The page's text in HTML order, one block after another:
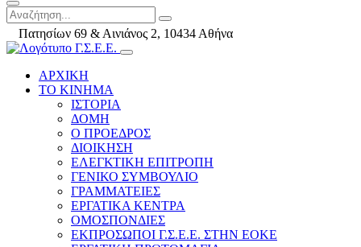
Πατησίων 69 & Αινιάνος 2, 10434 Αθήνα
ΑΡΧΙΚΗ
ΤΟ ΚΙΝΗΜΑ
ΙΣΤΟΡΙΑ
ΔΟΜΗ
Ο ΠΡΟΕΔΡΟΣ
ΔΙΟΙΚΗΣΗ
ΕΛΕΓΚΤΙΚΗ ΕΠΙΤΡΟΠΗ
ΓΕΝΙΚΟ ΣΥΜΒΟΥΛΙΟ
ΓΡΑΜΜΑΤΕΙΕΣ
ΕΡΓΑΤΙΚΑ ΚΕΝΤΡΑ
ΟΜΟΣΠΟΝΔΙΕΣ
ΕΚΠΡΟΣΩΠΟΙ Γ.Σ.Ε.Ε. ΣΤΗΝ ΕΟΚΕ